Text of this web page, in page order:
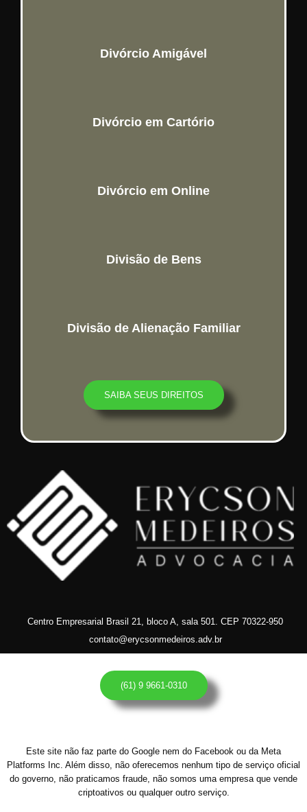
Divórcio Amigável
Divórcio em Cartório
Divórcio em Online
Divisão de Bens
Divisão de Alienação Familiar
SAIBA SEUS DIREITOS
Centro Empresarial Brasil 21, bloco A, sala 501. CEP 70322-950
contato@erycsonmedeiros.adv.br
(61) 9 9661-0310
Este site não faz parte do Google nem do Facebook ou da Meta
Platforms Inc. Além disso, não oferecemos nenhum tipo de serviço oficial
do governo, não praticamos fraude, não somos uma empresa que vende
criptoativos ou qualquer outro serviço.